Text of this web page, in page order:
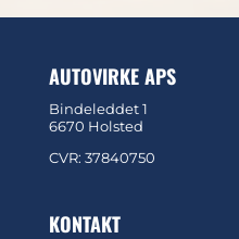
AUTOVIRKE APS
Bindeleddet 1
6670 Holsted
CVR: 37840750
KONTAKT